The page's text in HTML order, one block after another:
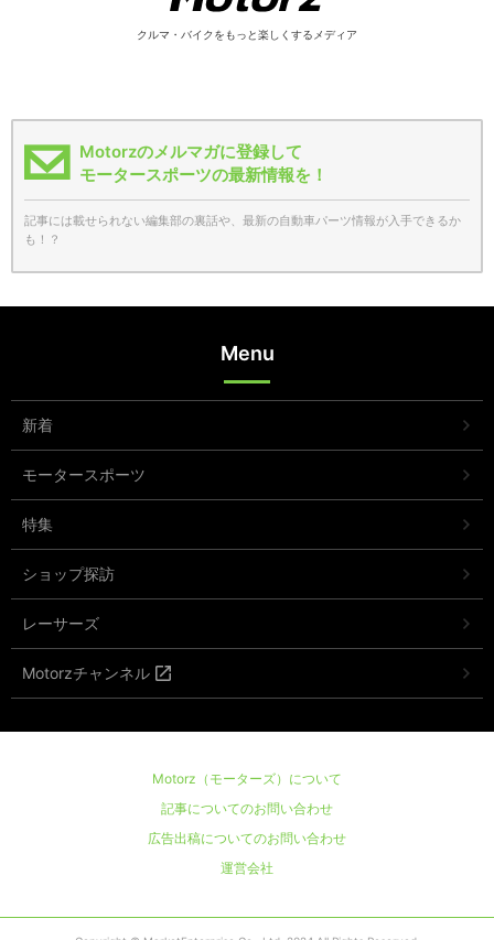
クルマ・バイクをもっと楽しくするメディア
Motorzのメルマガに登録して
モータースポーツの最新情報を！
記事には載せられない編集部の裏話や、最新の自動車パーツ情報が入手できるか
も！？
Menu
新着
モータースポーツ
特集
ショップ探訪
レーサーズ
Motorzチャンネル
Motorz（モーターズ）について
記事についてのお問い合わせ
広告出稿についてのお問い合わせ
運営会社